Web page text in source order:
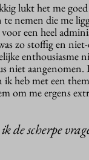
lukt het me
te nemen die me
voor een heel
zo stoffig en
enthousiasme
niet
ik heb met een
om me ergens
de scherpe